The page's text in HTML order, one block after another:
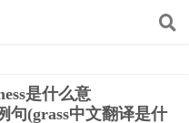
是什么意
句(grass中文翻译是什